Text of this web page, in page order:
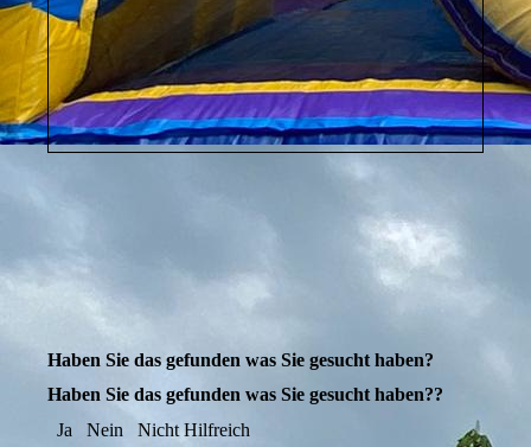
Haben Sie das gefunden was Sie gesucht haben?
Haben Sie das gefunden was Sie gesucht haben??
Ja
Nein Nicht Hilfreich